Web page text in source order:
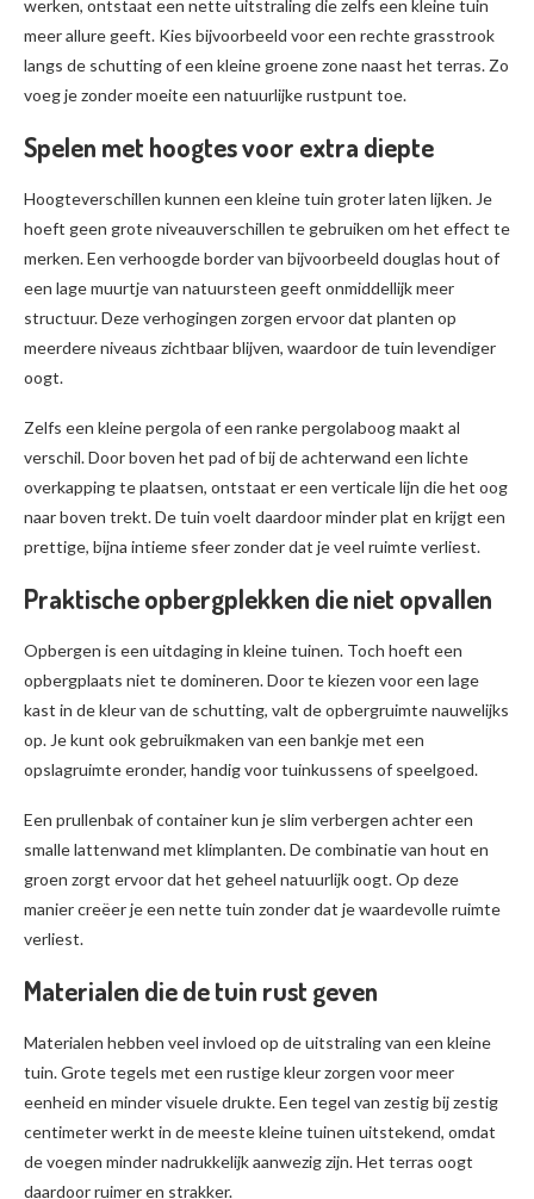
werken, ontstaat een nette uitstraling die zelfs een kleine tuin
meer allure geeft. Kies bijvoorbeeld voor een rechte grasstrook
langs de schutting of een kleine groene zone naast het terras. Zo
voeg je zonder moeite een natuurlijke rustpunt toe.
Spelen met hoogtes voor extra diepte
Hoogteverschillen kunnen een kleine tuin groter laten lijken. Je
hoeft geen grote niveauverschillen te gebruiken om het effect te
merken. Een verhoogde border van bijvoorbeeld douglas hout of
een lage muurtje van natuursteen geeft onmiddellijk meer
structuur. Deze verhogingen zorgen ervoor dat planten op
meerdere niveaus zichtbaar blijven, waardoor de tuin levendiger
oogt.
Zelfs een kleine pergola of een ranke pergolaboog maakt al
verschil. Door boven het pad of bij de achterwand een lichte
overkapping te plaatsen, ontstaat er een verticale lijn die het oog
naar boven trekt. De tuin voelt daardoor minder plat en krijgt een
prettige, bijna intieme sfeer zonder dat je veel ruimte verliest.
Praktische opbergplekken die niet opvallen
Opbergen is een uitdaging in kleine tuinen. Toch hoeft een
opbergplaats niet te domineren. Door te kiezen voor een lage
kast in de kleur van de schutting, valt de opbergruimte nauwelijks
op. Je kunt ook gebruikmaken van een bankje met een
opslagruimte eronder, handig voor tuinkussens of speelgoed.
Een prullenbak of container kun je slim verbergen achter een
smalle lattenwand met klimplanten. De combinatie van hout en
groen zorgt ervoor dat het geheel natuurlijk oogt. Op deze
manier creëer je een nette tuin zonder dat je waardevolle ruimte
verliest.
Materialen die de tuin rust geven
Materialen hebben veel invloed op de uitstraling van een kleine
tuin. Grote tegels met een rustige kleur zorgen voor meer
eenheid en minder visuele drukte. Een tegel van zestig bij zestig
centimeter werkt in de meeste kleine tuinen uitstekend, omdat
de voegen minder nadrukkelijk aanwezig zijn. Het terras oogt
daardoor ruimer en strakker.